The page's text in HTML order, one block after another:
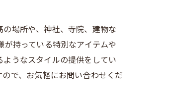
場所や、神社、寺院、建物な
持っている特別なアイテムや
うなスタイルの提供をしてい
で、お気軽にお問い合わせくだ